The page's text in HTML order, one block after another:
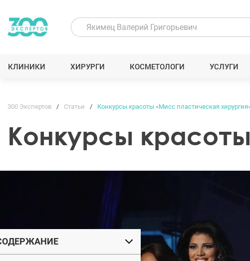
КЛИНИКИ ХИРУРГИ КОСМЕТОЛОГИ УСЛУГИ
300 Экспертов Статьи Конкурсы красоты «Мисс пластическая
Конкурсы